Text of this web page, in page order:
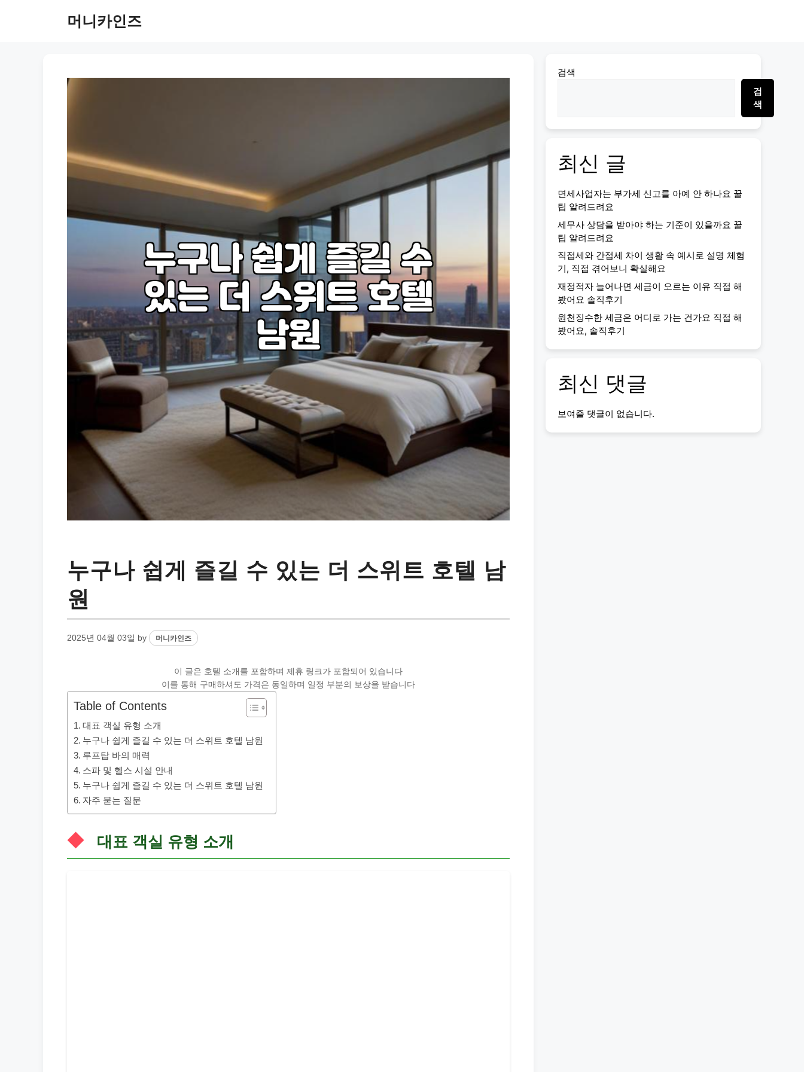
머니카인즈
누구나 쉽게 즐길 수 있는 더 스위트 호텔 남
원
2025년 04월 03일 by 머니카인즈
이 글은 호텔 소개를 포함하며 제휴 링크가 포함되어 있습니다
이를 통해 구매하셔도 가격은 동일하며 일정 부분의 보상을 받습니다
Table of Contents
대표 객실 유형 소개
누구나 쉽게 즐길 수 있는 더 스위트 호텔 남원
루프탑 바의 매력
스파 및 헬스 시설 안내
누구나 쉽게 즐길 수 있는 더 스위트 호텔 남원
자주 묻는 질문
대표 객실 유형 소개
검색
검
색
최신 글
면세사업자는 부가세 신고를 아예 안 하나요 꿀
팁 알려드려요
세무사 상담을 받아야 하는 기준이 있을까요 꿀
팁 알려드려요
직접세와 간접세 차이 생활 속 예시로 설명 체험
기, 직접 겪어보니 확실해요
재정적자 늘어나면 세금이 오르는 이유 직접 해
봤어요 솔직후기
원천징수한 세금은 어디로 가는 건가요 직접 해
봤어요, 솔직후기
최신 댓글
보여줄 댓글이 없습니다.